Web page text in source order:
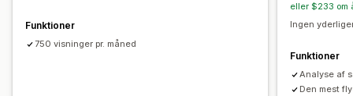
Funktioner
750 visninger pr. måned
eller $233 om
Ingen
Funktioner
Analyse af
Den mest